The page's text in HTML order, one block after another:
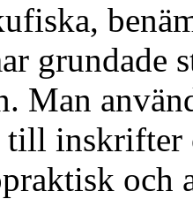
grundade
Man
till inskrifter
och